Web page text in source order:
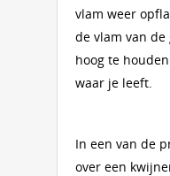
vlam weer
de vlam van
hoog te
waar je leeft.
In een van de
over een